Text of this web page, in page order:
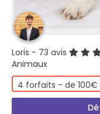
Loris - 73 avis
Animaux
4 forfaits - de